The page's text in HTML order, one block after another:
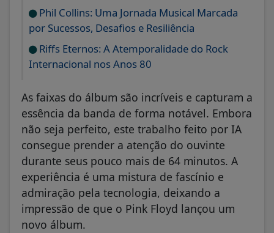
Phil Collins: Uma Jornada Musical Marcada
por Sucessos, Desafios e Resiliência
Riffs Eternos: A Atemporalidade do Rock
Internacional nos Anos 80
As faixas do álbum são incríveis e capturam a
essência da banda de forma notável. Embora
não seja perfeito, este trabalho feito por IA
consegue prender a atenção do ouvinte
durante seus pouco mais de 64 minutos. A
experiência é uma mistura de fascínio e
admiração pela tecnologia, deixando a
impressão de que o Pink Floyd lançou um
novo álbum.